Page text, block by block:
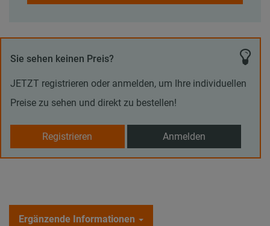
Sie sehen keinen Preis?
JETZT registrieren oder anmelden, um Ihre individuellen
Preise zu sehen und direkt zu bestellen!
Registrieren Anmelden
Ergänzende Informationen